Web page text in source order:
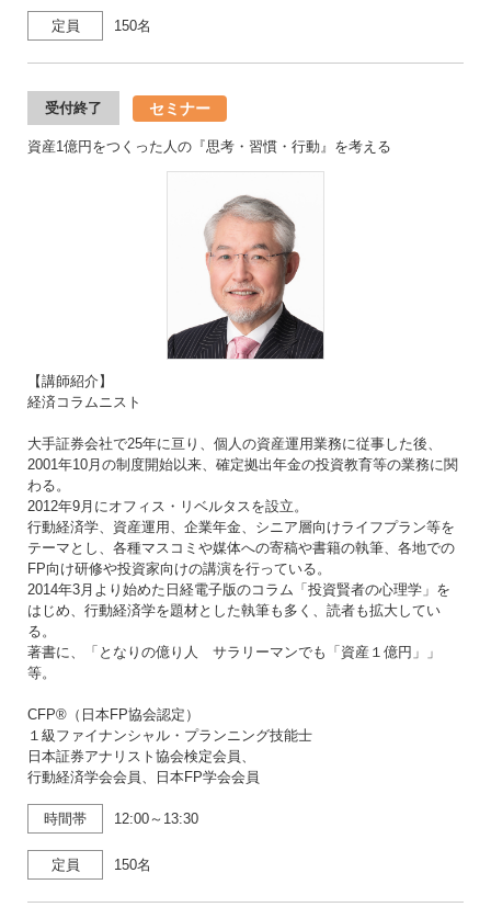
定員 150名
受付終了 セミナー
資産1億円をつくった人の『思考・習慣・行動』を考える
【講師紹介】
経済コラムニスト
大手証券会社で25年に亘り、個人の資産運用業務に従事した後、
2001年10月の制度開始以来、確定拠出年金の投資教育等の業務に関
わる。
2012年9月にオフィス・リベルタスを設立。
行動経済学、資産運用、企業年金、シニア層向けライフプラン等を
テーマとし、各種マスコミや媒体への寄稿や書籍の執筆、各地での
FP向け研修や投資家向けの講演を行っている。
2014年3月より始めた日経電子版のコラム「投資賢者の心理学」を
はじめ、行動経済学を題材とした執筆も多く、読者も拡大してい
る。
著書に、「となりの億り人 サラリーマンでも「資産１億円」」
等。
CFP®（日本FP協会認定）
１級ファイナンシャル・プランニング技能士
日本証券アナリスト協会検定会員、
行動経済学会会員、日本FP学会会員
時間帯 12:00～13:30
定員 150名